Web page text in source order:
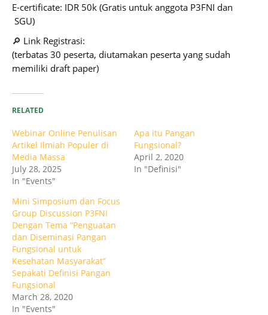
E-certificate: IDR 50k (Gratis untuk anggota P3FNI dan
SGU)
🔎 Link Registrasi:
(terbatas 30 peserta, diutamakan peserta yang sudah
memiliki draft paper)
RELATED
Webinar Online Penulisan
Artikel Ilmiah Populer di
Media Massa
July 28, 2025
In "Events"
Apa itu Pangan
Fungsional?
April 2, 2020
In "Definisi"
Mini Simposium dan Focus
Group Discussion P3FNI
Dengan Tema “Penguatan
dan Diseminasi Pangan
Fungsional untuk
Kesehatan Masyarakat”
Sepakati Definisi Pangan
Fungsional
March 28, 2020
In "Events"